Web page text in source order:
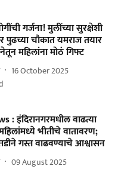
गर्जना! मुलींच्या सुरक्षेशी
चौकात यमराज तयार
महिलांना मोठं गिफ्ट
16 October 2025
: इंदिरानगरमधील वाढत्या
भीतीचे वातावरण;
गस्त वाढवण्याचे आश्वासन
09 August 2025